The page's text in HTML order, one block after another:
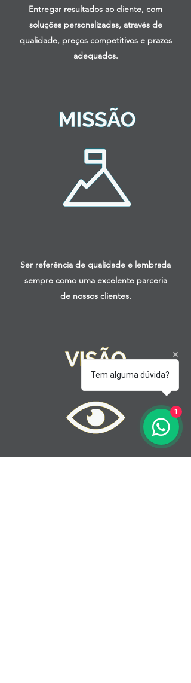
Entregar resultados ao cliente, com
soluções personalizadas, através de
qualidade, preços competitivos e prazos
adequados.
Ser referência de qualidade e lembrada
sempre como uma excelente parceria
de nossos clientes.
Tem alguma dúvida?
1